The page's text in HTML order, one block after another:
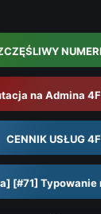
na Admina
CENNIK USŁUG
[#71] Typowanie